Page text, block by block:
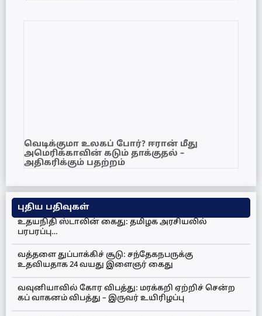
வெடிக்குமா உலகப் போர்? ஈரான் மீது
அமெரிக்காவின் கடும் தாக்குதல் –
அதிகரிக்கும் பதற்றம்
புதிய பதிவுகள்
உதயநிதி ஸ்டாலின் கைது: தமிழக அரசியலில்
பரபரப்பு…
வத்தளை துப்பாக்கிச் சூடு: சந்தேகநபருக்கு
உதவியதாக 24 வயது இளைஞர் கைது
வவுனியாவில் கோர விபத்து: மரக்கறி ஏற்றிச் சென்ற
கப் வாகனம் விபத்து – இருவர் உயிரிழப்பு